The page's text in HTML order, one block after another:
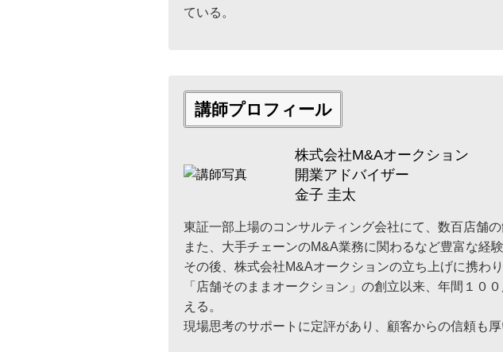
ている。
講師プロフィール
株式会社M&Aオークション
開業アドバイザー
金子 圭太
東証一部上場のコンサルティング会社にて、数百店舗
また、大手チェーンのM&A業務に関わるなど豊富な経験
その後、株式会社M&Aオークションの立ち上げに携わり
「店舗そのままオークション」の創立以来、年間１０
える。
現場思考のサポートに定評があり、顧客からの信頼も厚